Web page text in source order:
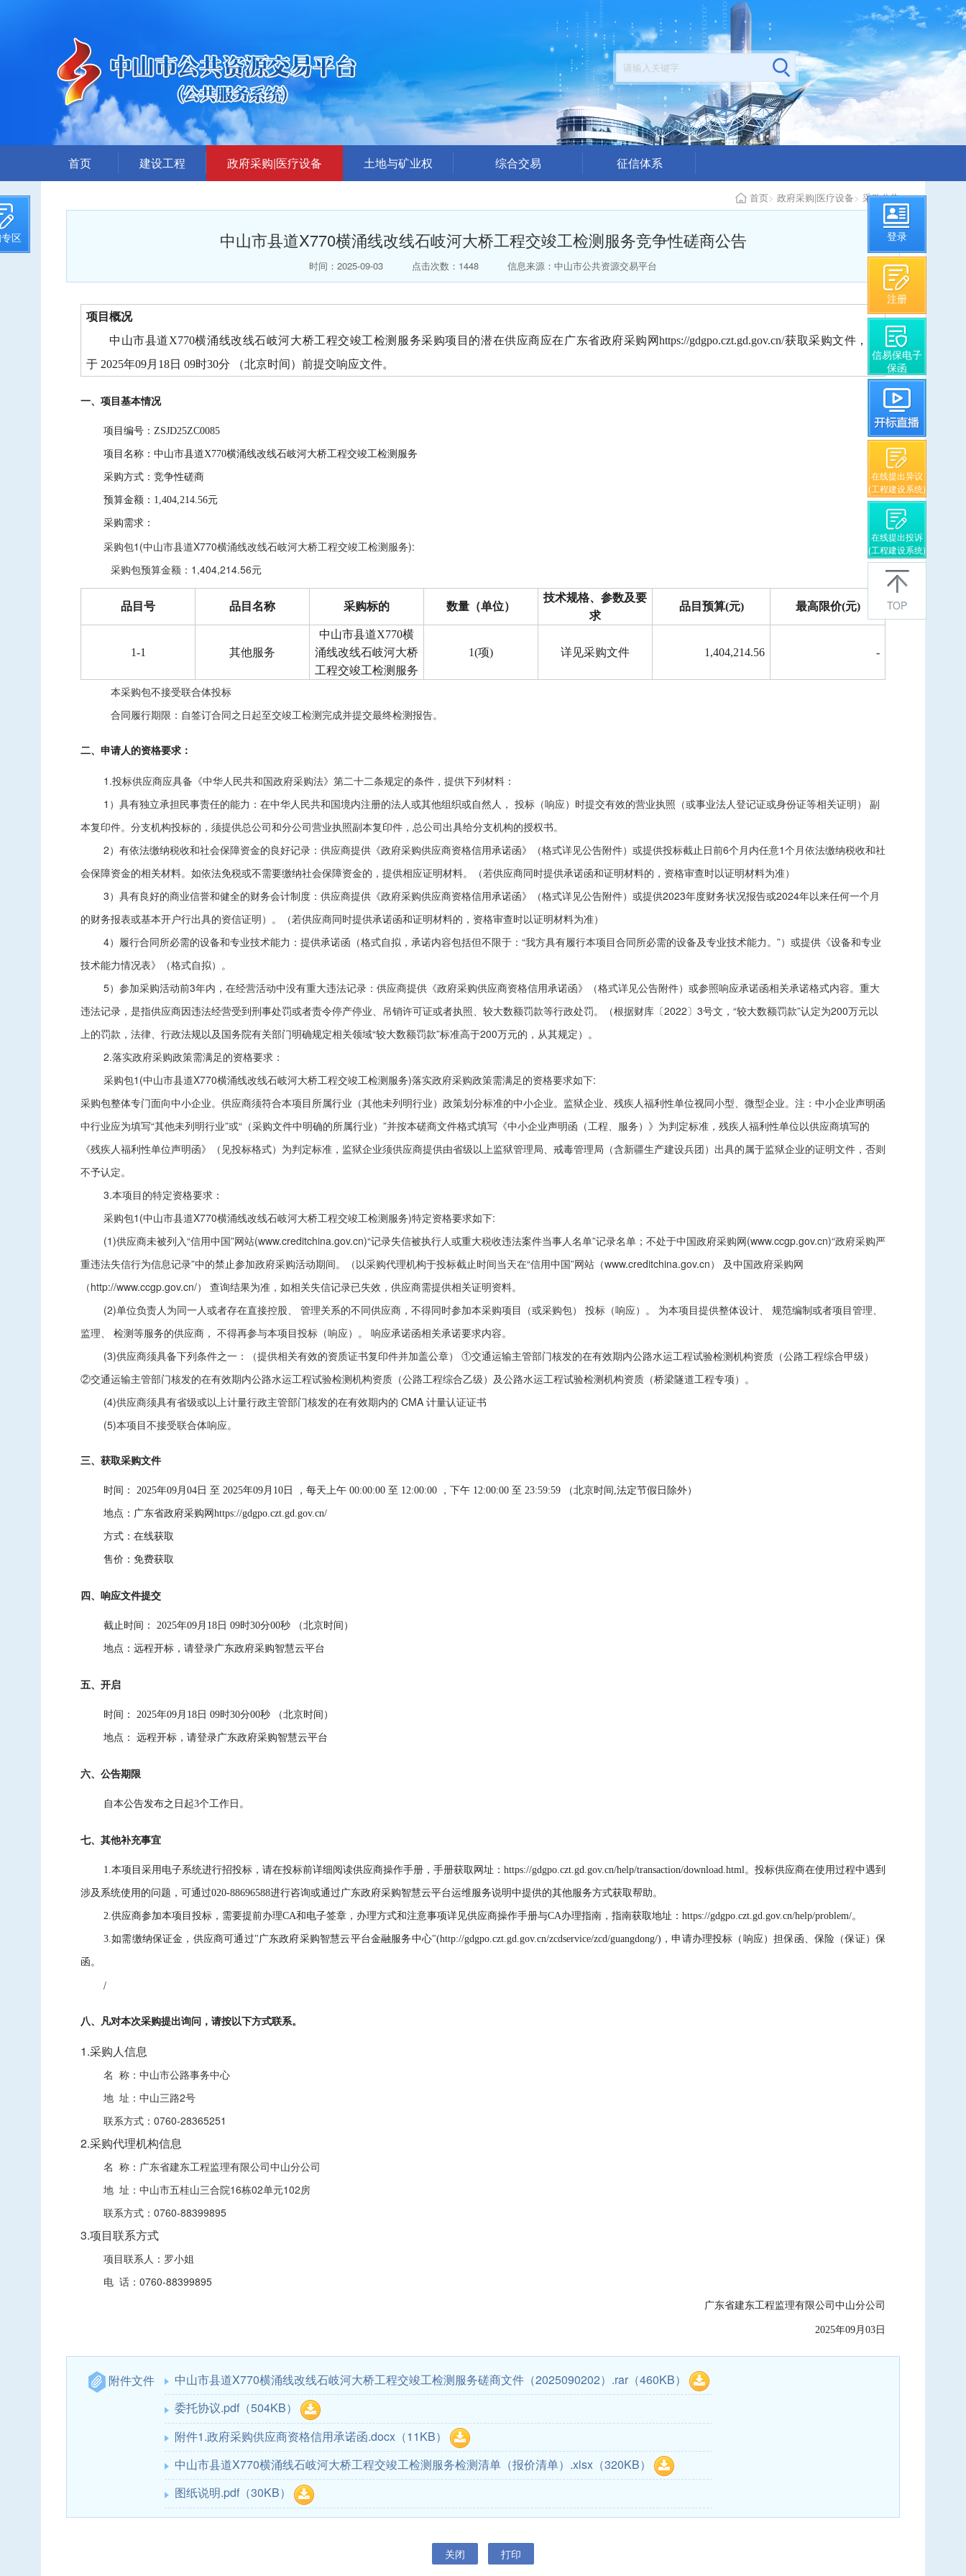
区 登录
注册
信易保电子
保函
在线提出异议
(工程建设系统)
在线提出投诉
(工程建设系统)
TOP
首页 建设工程
招标文件提前公示
评标结果公示
中标候选人公示
中标信息
项目公告
招投标公开信息
政府采购|医疗设备
答疑、更正公告
中标公告
采购需求公示
土地与矿业权
结果公布
楼面地价出价（模拟）
总价出价（模拟）
综合交易
交易答疑澄清
结果公示
中标公告
拍卖公告
其他公告
国有资产交易公告
征信体系
中介代理机构从业情况
首页> 政府采购|医疗设备> 采购公告
中山市县道X770横涌线改线石岐河大桥工程交竣工检测服务竞争性磋商公告
时间：2025-09-03 点击次数：1448 信息来源：中山市公共资源交易平台
项目概况
中山市县道X770横涌线改线石岐河大桥工程交竣工检测服务采购项目的潜在供应商应在广东省政府采购网https://gdgpo.czt.gd.gov.cn/获取采购文件，并
于 2025年09月18日 09时30分 （北京时间）前提交响应文件。
一、项目基本情况
项目编号：ZSJD25ZC0085
项目名称：中山市县道X770横涌线改线石岐河大桥工程交竣工检测服务
采购方式：竞争性磋商
预算金额：1,404,214.56元
采购需求：
采购包1(中山市县道X770横涌线改线石岐河大桥工程交竣工检测服务):
采购包预算金额： 1,404,214.56元
品目号 品目名称 采购标的 数量（单位）
技术规格、参数及要
求
品目预算(元) 最高限价(元)
1-1 其他服务
中山市县道X770横
涌线改线石岐河大桥
工程交竣工检测服务
1(项) 详见采购文件 1,404,214.56 -
本采购包不接受联合体投标
合同履行期限： 自签订合同之日起至交竣工检测完成并提交最终检测报告。
二、申请人的资格要求：
1.投标供应商应具备《中华人民共和国政府采购法》第二十二条规定的条件，提供下列材料：
1）具有独立承担民事责任的能力：在中华人民共和国境内注册的法人或其他组织或自然人， 投标（响应）时提交有效的营业执照（或事业法人登记证或身份证等相关证明） 副
本复印件。分支机构投标的，须提供总公司和分公司营业执照副本复印件，总公司出具给分支机构的授权书。
2）有依法缴纳税收和社会保障资金的良好记录：供应商提供《政府采购供应商资格信用承诺函》（格式详见公告附件）或提供投标截止日前6个月内任意1个月依法缴纳税收和社
会保障资金的相关材料。如依法免税或不需要缴纳社会保障资金的，提供相应证明材料。（若供应商同时提供承诺函和证明材料的，资格审查时以证明材料为准）
3）具有良好的商业信誉和健全的财务会计制度：供应商提供《政府采购供应商资格信用承诺函》（格式详见公告附件）或提供2023年度财务状况报告或2024年以来任何一个月
的财务报表或基本开户行出具的资信证明）。（若供应商同时提供承诺函和证明材料的，资格审查时以证明材料为准）
4）履行合同所必需的设备和专业技术能力：提供承诺函（格式自拟，承诺内容包括但不限于：“我方具有履行本项目合同所必需的设备及专业技术能力。”）或提供《设备和专业
技术能力情况表》（格式自拟）。
5）参加采购活动前3年内，在经营活动中没有重大违法记录：供应商提供《政府采购供应商资格信用承诺函》（格式详见公告附件）或参照响应承诺函相关承诺格式内容。重大
违法记录，是指供应商因违法经营受到刑事处罚或者责令停产停业、吊销许可证或者执照、较大数额罚款等行政处罚。（根据财库〔2022〕3号文，“较大数额罚款”认定为200万元以
上的罚款，法律、行政法规以及国务院有关部门明确规定相关领域“较大数额罚款”标准高于200万元的，从其规定）。
2.落实政府采购政策需满足的资格要求：
采购包1(中山市县道X770横涌线改线石岐河大桥工程交竣工检测服务)落实政府采购政策需满足的资格要求如下:
采购包整体专门面向中小企业。供应商须符合本项目所属行业（其他未列明行业）政策划分标准的中小企业。监狱企业、残疾人福利性单位视同小型、微型企业。注：中小企业声明函
中行业应为填写“其他未列明行业”或“（采购文件中明确的所属行业）”并按本磋商文件格式填写《中小企业声明函（工程、服务）》为判定标准，残疾人福利性单位以供应商填写的
《残疾人福利性单位声明函》（见投标格式）为判定标准，监狱企业须供应商提供由省级以上监狱管理局、戒毒管理局（含新疆生产建设兵团）出具的属于监狱企业的证明文件，否则
不予认定。
3.本项目的特定资格要求：
采购包1(中山市县道X770横涌线改线石岐河大桥工程交竣工检测服务)特定资格要求如下:
(1)供应商未被列入“信用中国”网站(www.creditchina.gov.cn)“记录失信被执行人或重大税收违法案件当事人名单”记录名单；不处于中国政府采购网(www.ccgp.gov.cn)“政府采购严
重违法失信行为信息记录”中的禁止参加政府采购活动期间。（以采购代理机构于投标截止时间当天在“信用中国”网站（www.creditchina.gov.cn） 及中国政府采购网
（http://www.ccgp.gov.cn/） 查询结果为准，如相关失信记录已失效，供应商需提供相关证明资料。
(2)单位负责人为同一人或者存在直接控股、 管理关系的不同供应商，不得同时参加本采购项目（或采购包） 投标（响应）。 为本项目提供整体设计、 规范编制或者项目管理、
监理、 检测等服务的供应商， 不得再参与本项目投标（响应）。 响应承诺函相关承诺要求内容。
(3)供应商须具备下列条件之一：（提供相关有效的资质证书复印件并加盖公章） ①交通运输主管部门核发的在有效期内公路水运工程试验检测机构资质（公路工程综合甲级）
②交通运输主管部门核发的在有效期内公路水运工程试验检测机构资质（公路工程综合乙级）及公路水运工程试验检测机构资质（桥梁隧道工程专项）。
(4)供应商须具有省级或以上计量行政主管部门核发的在有效期内的 CMA 计量认证证书
(5)本项目不接受联合体响应。
三、获取采购文件
时间： 2025年09月04日 至 2025年09月10日 ，每天上午 00:00:00 至 12:00:00 ，下午 12:00:00 至 23:59:59 （北京时间,法定节假日除外）
地点： 广东省政府采购网https://gdgpo.czt.gd.gov.cn/
方式： 在线获取
售价： 免费获取
四、响应文件提交
截止时间： 2025年09月18日 09时30分00秒 （北京时间）
地点： 远程开标，请登录广东政府采购智慧云平台
五、开启
时间： 2025年09月18日 09时30分00秒 （北京时间）
地点： 远程开标，请登录广东政府采购智慧云平台
六、公告期限
自本公告发布之日起3个工作日。
七、其他补充事宜
1.本项目采用电子系统进行招投标，请在投标前详细阅读供应商操作手册，手册获取网址：https://gdgpo.czt.gd.gov.cn/help/transaction/download.html。投标供应商在使用过程中遇到
涉及系统使用的问题，可通过020-88696588进行咨询或通过广东政府采购智慧云平台运维服务说明中提供的其他服务方式获取帮助。
2.供应商参加本项目投标，需要提前办理CA和电子签章，办理方式和注意事项详见供应商操作手册与CA办理指南，指南获取地址：https://gdgpo.czt.gd.gov.cn/help/problem/。
3.如需缴纳保证金，供应商可通过"广东政府采购智慧云平台金融服务中心"(http://gdgpo.czt.gd.gov.cn/zcdservice/zcd/guangdong/)，申请办理投标（响应）担保函、保险（保证）保
函。
/
八、凡对本次采购提出询问，请按以下方式联系。
1.采购人信息
名 称： 中山市公路事务中心
地 址： 中山三路2号
联系方式： 0760-28365251
2.采购代理机构信息
名 称： 广东省建东工程监理有限公司中山分公司
地 址： 中山市五桂山三合院16栋02单元102房
联系方式： 0760-88399895
3.项目联系方式
项目联系人： 罗小姐
电 话： 0760-88399895
广东省建东工程监理有限公司中山分公司
2025年09月03日
附件文件 中山市县道X770横涌线改线石岐河大桥工程交竣工检测服务磋商文件（2025090202）.rar （460KB）
委托协议.pdf （504KB）
附件1.政府采购供应商资格信用承诺函.docx （11KB）
中山市县道X770横涌线石岐河大桥工程交竣工检测服务检测清单（报价清单）.xlsx （320KB）
图纸说明.pdf （30KB）
关闭 打印